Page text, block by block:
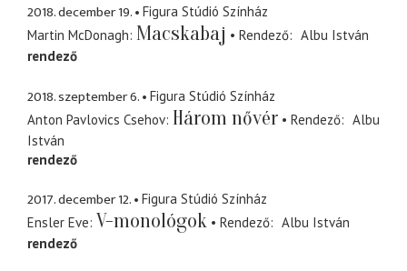
2018. december 19.
Figura Stúdió Színház
Martin McDonagh Macskabaj Rendező
Albu István
rendező
2018. szeptember 6.
Figura Stúdió Színház
Anton Pavlovics Csehov Három nővér Rendező
Albu
István
rendező
2017. december 12.
Figura Stúdió Színház
Ensler Eve V-monológok Rendező
Albu István
rendező